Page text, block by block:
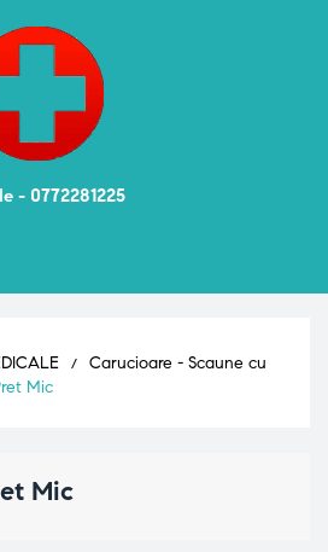
- 0772281225
Carucioare - Scaune cu
Mic
Mic